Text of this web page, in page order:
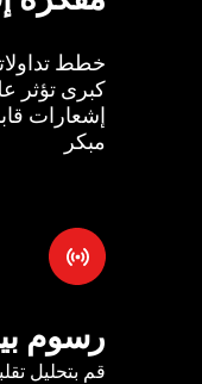
خطط
كبرى تؤثر
إشعارات
مبكر
رسوم
قم بتحليل